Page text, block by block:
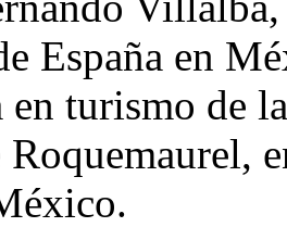
España en
en turismo de